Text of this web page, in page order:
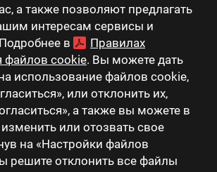
а также позволяют предлагать
интересам сервисы и
в
Правилах
файлов cookie. Вы можете дать
использование файлов cookie,
или отклонить их,
а также вы можете в
или отозвать свое
на «Настройки файлов
решите отклонить все файлы